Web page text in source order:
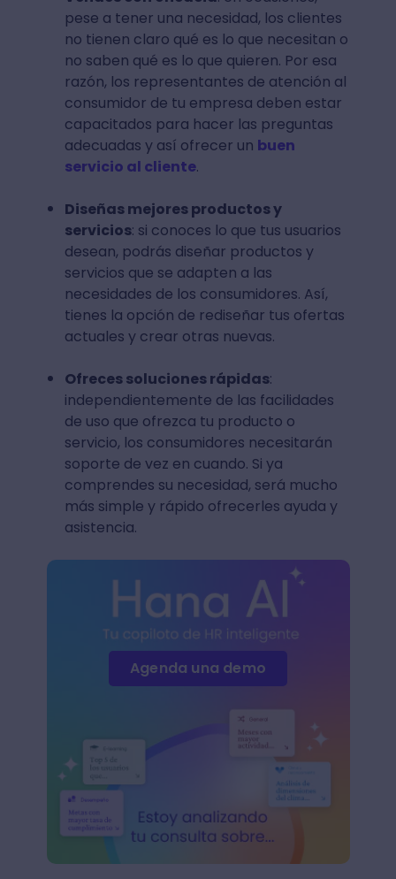
pese a tener una necesidad, los clientes
no tienen claro qué es lo que necesitan o
no saben qué es lo que quieren. Por esa
razón, los representantes de atención al
consumidor de tu empresa deben estar
capacitados para hacer las preguntas
adecuadas y así ofrecer un buen
servicio al cliente.
Diseñas mejores productos y
servicios: si conoces lo que tus usuarios
desean, podrás diseñar productos y
servicios que se adapten a las
necesidades de los consumidores. Así,
tienes la opción de rediseñar tus ofertas
actuales y crear otras nuevas.
Ofreces soluciones rápidas:
independientemente de las facilidades
de uso que ofrezca tu producto o
servicio, los consumidores necesitarán
soporte de vez en cuando. Si ya
comprendes su necesidad, será mucho
más simple y rápido ofrecerles ayuda y
asistencia.
Agenda una demo